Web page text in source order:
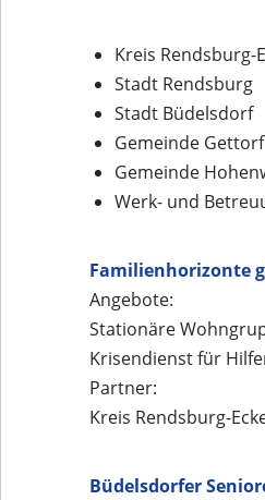
Kreis Rendsburg-
Stadt Rendsburg
Stadt Büdelsdorf
Gemeinde Gettorf
Gemeinde
Werk- und
Familienhorizonte
Angebote:
Stationäre
Krisendienst für
Partner:
Kreis Rendsburg-
Büdelsdorfer